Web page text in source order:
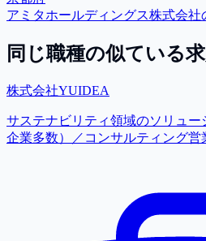
アミタホールディングス株式会社
同じ職種の似ている求
株式会社YUIDEA
サステナビリティ領域のソリュ
企業多数）／コンサルティング営